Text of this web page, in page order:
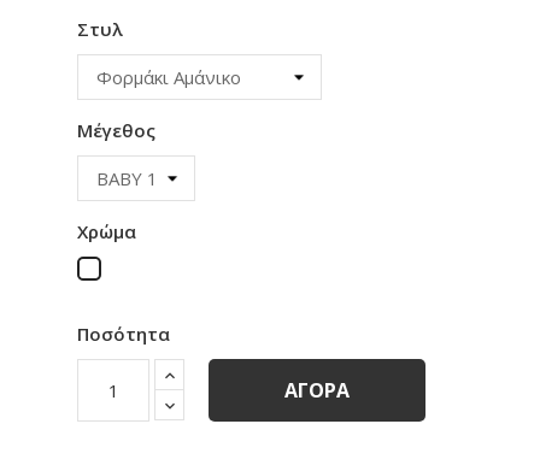
Στυλ
Μέγεθος
Χρώμα
Ποσότητα
ΑΓΟΡΆ